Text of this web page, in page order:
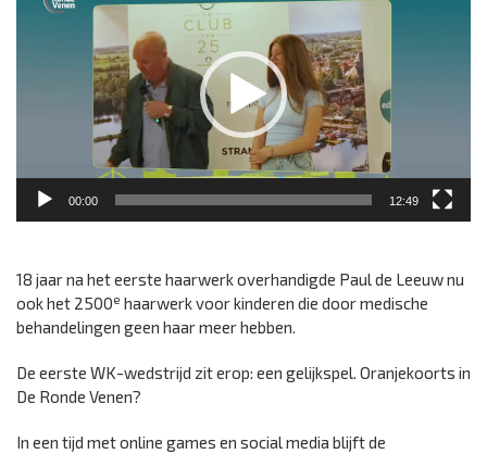
00:00 12:49
18 jaar na het eerste haarwerk overhandigde Paul de Leeuw nu
ook het 2500e haarwerk voor kinderen die door medische
behandelingen geen haar meer hebben.
De eerste WK-wedstrijd zit erop: een gelijkspel. Oranjekoorts in
De Ronde Venen?
In een tijd met online games en social media blijft de